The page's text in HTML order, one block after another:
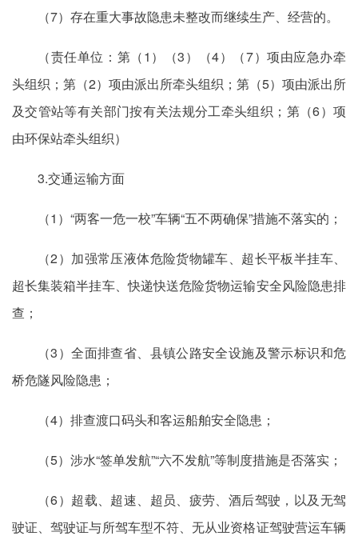
（7）存在重大事故隐患未整改而继续生产、经营的。
（责任单位：第（1）（3）（4）（7）项由应急办牵
头组织；第（2）项由派出所牵头组织；第（5）项由派出所
及交管站等有关部门按有关法规分工牵头组织；第（6）项
由环保站牵头组织）
3.交通运输方面
（1）“两客一危一校”车辆“五不两确保”措施不落实的；
（2）加强常压液体危险货物罐车、超长平板半挂车、
超长集装箱半挂车、快递快送危险货物运输安全风险隐患排
查；
（3）全面排查省、县镇公路安全设施及警示标识和危
桥危隧风险隐患；
（4）排查渡口码头和客运船舶安全隐患；
（5）涉水“签单发航”“六不发航”等制度措施是否落实；
（6）超载、超速、超员、疲劳、酒后驾驶，以及无驾
驶证、驾驶证与所驾车型不符、无从业资格证驾驶营运车辆